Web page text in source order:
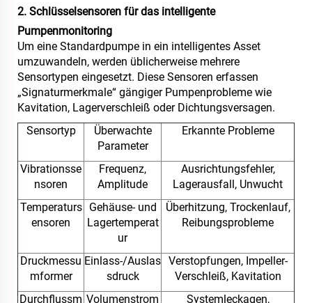
2. Schlüsselsensoren für das intelligente
Pumpenmonitoring
Um eine Standardpumpe in ein intelligentes Asset
umzuwandeln, werden üblicherweise mehrere
Sensortypen eingesetzt. Diese Sensoren erfassen
„Signaturmerkmale“ gängiger Pumpenprobleme wie
Kavitation, Lagerverschleiß oder Dichtungsversagen.
Sensortyp
Überwachte
Parameter
Erkannte Probleme
Vibrationsse
nsoren
Frequenz,
Amplitude
Ausrichtungsfehler,
Lagerausfall, Unwucht
Temperaturs
ensoren
Gehäuse- und
Lagertemperat
ur
Überhitzung, Trockenlauf,
Reibungsprobleme
Druckmessu
mformer
Einlass-/Auslas
sdruck
Verstopfungen, Impeller-
Verschleiß, Kavitation
Durchflussm Volumenstrom Systemleckagen,